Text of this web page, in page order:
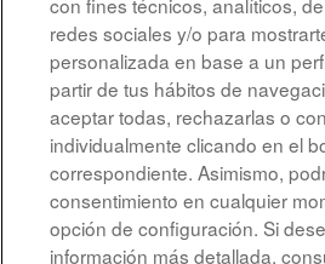
Aviso legal
Accesibilidad
redes sociales y/o para
personalizada en base a un
partir de tus hábitos de
aceptar todas, rechazarlas o
individualmente clicando en el
correspondiente. Asimismo,
consentimiento en cualquier
opción de configuración. Si
información más detallada,